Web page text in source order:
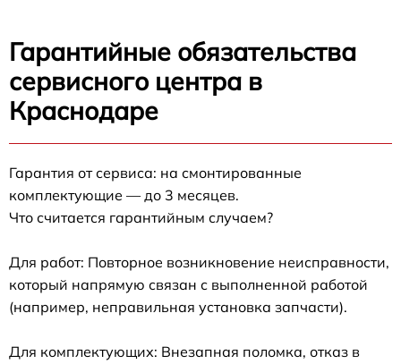
Гарантийные обязательства
сервисного центра в
Краснодаре
Гарантия от сервиса: на смонтированные
комплектующие — до 3 месяцев.
Что считается гарантийным случаем?
Для работ: Повторное возникновение неисправности,
который напрямую связан с выполненной работой
(например, неправильная установка запчасти).
Для комплектующих: Внезапная поломка, отказ в